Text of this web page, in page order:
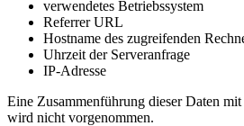
verwendetes Betriebssystem
Referrer URL
Hostname des zugreifenden
Uhrzeit der Serveranfrage
IP-Adresse
Eine Zusammenführung dieser Daten
wird nicht vorgenommen.